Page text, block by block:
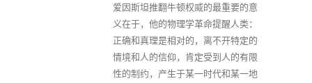
爱因斯坦推翻牛顿权威的最重要的意
义在于，他的物理学革命提醒人类：
正确和真理是相对的，离不开特定的
情境和人的信仰，肯定受到人的有限
性的制约，产生于某一时代和某一地